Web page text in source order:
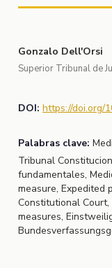
Gonzalo Dell'Orsi
Superior Tribunal de
DOI: https://doi.org/
Palabras clave:
Tribunal
fundamentales,
measure, Expedited
Constitutional
measures,